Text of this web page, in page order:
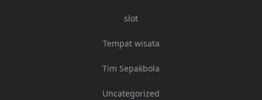
slot
Tempat wisata
Tim Sepakbola
Uncategorized